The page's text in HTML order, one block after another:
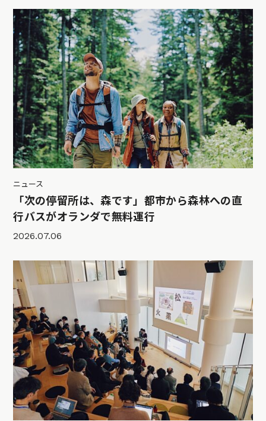
ニュース
「次の停留所は、森です」都市から森林への直
行バスがオランダで無料運行
2026.07.06